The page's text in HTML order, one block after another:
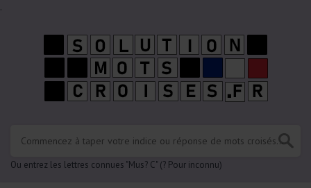
.
Ou entrez les lettres connues "Mus? C" (? Pour inconnu)